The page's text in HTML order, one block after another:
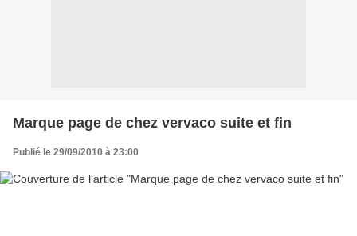
Marque page de chez vervaco suite et fin
Publié le 29/09/2010 à 23:00